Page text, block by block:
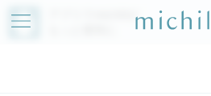
アプリでmichillが